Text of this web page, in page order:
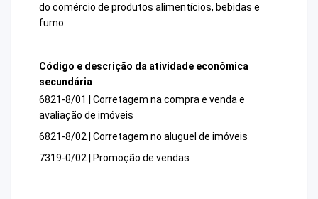
do comércio de produtos alimentícios, bebidas e
fumo
Código e descrição da atividade econômica
secundária
6821-8/01 | Corretagem na compra e venda e
avaliação de imóveis
6821-8/02 | Corretagem no aluguel de imóveis
7319-0/02 | Promoção de vendas